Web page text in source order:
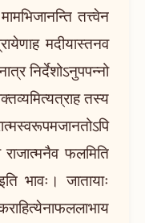
तत्त्वेन
मदीयास्तनव
निर्देशोऽनुपपन्नो
तस्य
राजात्मनैव फलमिति
भावः। जातायाः